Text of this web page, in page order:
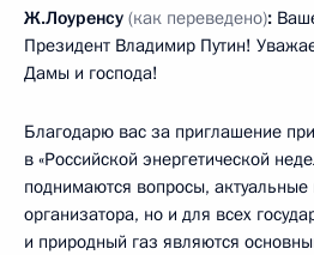
Ж.Лоуренсу (как переведено):
Президент Владимир Путин!
Дамы и господа!
Благодарю вас за приглашение
в «Российской энергетической
поднимаются вопросы, актуальные
организатора, но и для всех
и природный газ являются